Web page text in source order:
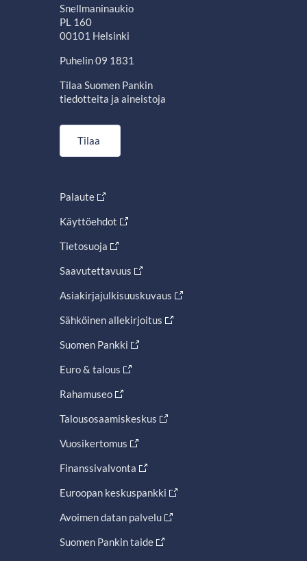
Snellmaninaukio
PL 160
00101 Helsinki
Puhelin 09 1831
Tilaa Suomen Pankin
tiedotteita ja aineistoja
Tilaa
Palaute
Käyttöehdot
Tietosuoja
Saavutettavuus
Asiakirjajulkisuuskuvaus
Sähköinen allekirjoitus
Suomen Pankki
Euro & talous
Rahamuseo
Talousosaamiskeskus
Vuosikertomus
Finanssivalvonta
Euroopan keskuspankki
Avoimen datan palvelu
Suomen Pankin taide